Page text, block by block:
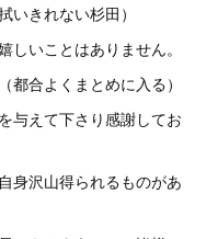
きれない杉田）
いことはありません。
合よくまとめに入る）
与えて下さり感謝してお
身沢山得られるものがあ